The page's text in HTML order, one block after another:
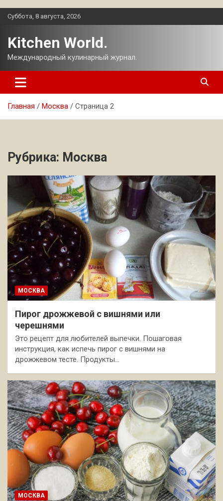
Перейти
Суббота, 8 августа, 2026
Kitchen World.
Международный кулинарный журнал.
Главная Москва Страница 2
Рубрика: Москва
МОСКВА
Пирог дрожжевой с вишнями или
черешнями
Это рецепт для любителей выпечки. Пошаговая
инструкция, как испечь пирог с вишнями на
дрожжевом тесте. Продукты…
МОСКВА